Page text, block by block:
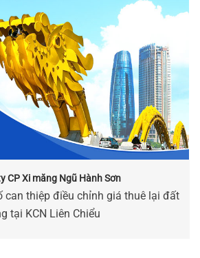
CP Xi măng Ngũ Hành Sơn
can thiệp điều chỉnh giá thuê lại đất
tại KCN Liên Chiểu